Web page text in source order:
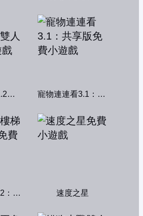
拳皇WingEx1.2雙人版 寵物連連看3.1：共享版
小朋友下樓梯2：中文版 速度之星